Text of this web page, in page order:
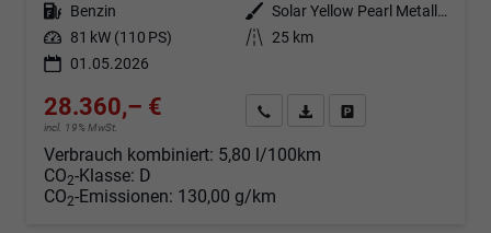
Kraftstoff Benzin Außenfarbe
Solar Yellow Pearl Metallic / Cosmic Black Pearl Metallic
Leistung 81 kW (110 PS) Kilometerstand 25 km
01.05.2026
28.360,– €
incl. 19% MwSt.
Angebot anfordern
Fahrzeugexpose (PDF)
Verbrauch kombiniert: 5,80 l/100km
CO2-Klasse: D
CO2-Emissionen: 130,00 g/km